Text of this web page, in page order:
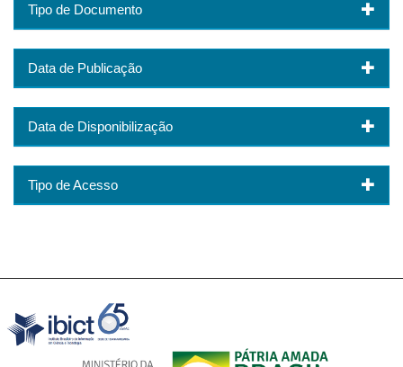
Tipo de Documento
Data de Publicação
Data de Disponibilização
Tipo de Acesso